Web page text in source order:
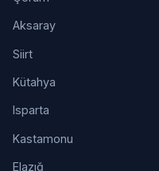
Aksaray
Siirt
Kütahya
Isparta
Kastamonu
Elazığ